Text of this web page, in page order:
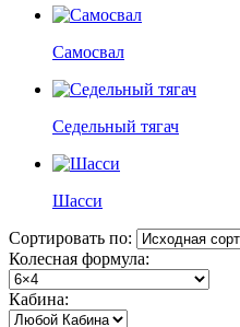
Самосвал
Седельный тягач
Шасси
Сортировать по:
Колесная формула:
Кабина: